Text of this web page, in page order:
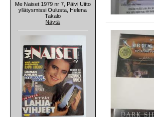
Me Naiset 1979 nr 7, Päivi Uitto
yllätysmissi Oulusta, Helena
Takalo
Näytä